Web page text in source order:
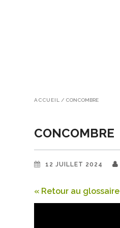
ACCUEIL / CONCOMBRE
CONCOMBRE
12 JUILLET 2024
« Retour au glossaire